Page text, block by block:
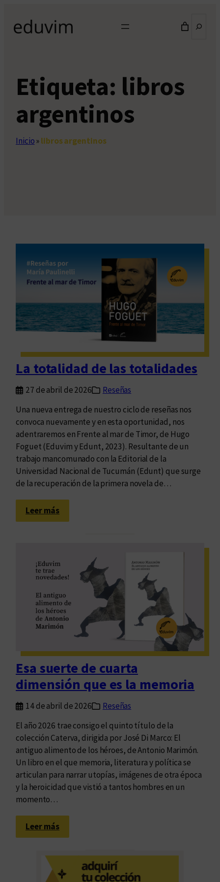
contenido
Etiqueta: libros
argentinos
Inicio»libros argentinos
La totalidad de las totalidades
27 de abril de 2026
Reseñas
Una nueva entrega de nuestro ciclo de reseñas nos
convoca nuevamente y en esta oportunidad, nos
adentraremos en Frente al mar de Timor, de Hugo
Foguet (Eduvim y Edunt, 2023). Resultante de un
trabajo mancomunado con la Editorial de la
Universidad Nacional de Tucumán (Edunt) que surge
de la recuperación de la primera novela de…
Leer más:
L
l
i
d
d
e
l
a
s
o
t
a
l
i
d
d
e
Esa suerte de cuarta
dimensión que es la memoria
14 de abril de 2026
Reseñas
El año 2026 trae consigo el quinto título de la
colección Caterva, dirigida por José Di Marco: El
antiguo alimento de los héroes, de Antonio Marimón.
Un libro en el que memoria, literatura y política se
articulan para narrar utopías, imágenes de otra época
y la heroicidad que vistió a tantos hombres en un
momento…
Leer más:
E
s